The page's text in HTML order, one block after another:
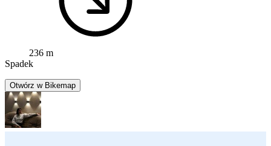
236 m
Spadek
Otwórz w Bikemap